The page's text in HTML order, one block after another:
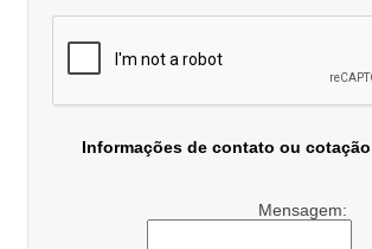
Informações de contato ou cotação
Mensagem: